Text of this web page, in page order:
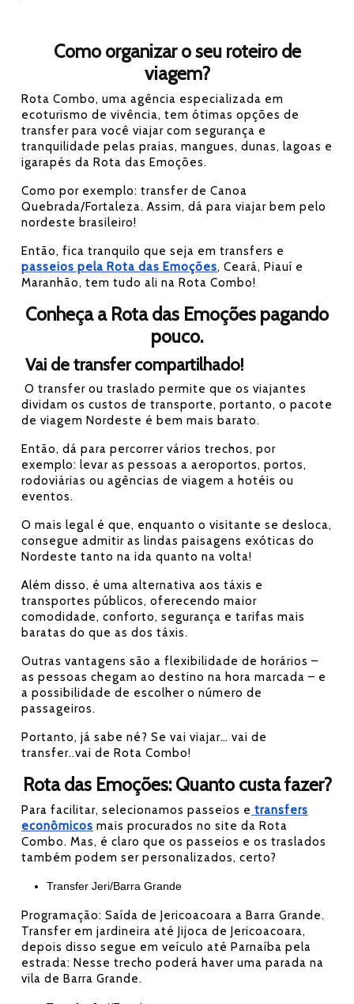
Como organizar o seu roteiro de
viagem?
Rota Combo, uma agência especializada em
ecoturismo de vivência, tem ótimas opções de
transfer para você viajar com segurança e
tranquilidade pelas praias, mangues, dunas, lagoas e
igarapés da Rota das Emoções.
Como por exemplo: transfer de Canoa
Quebrada/Fortaleza. Assim, dá para viajar bem pelo
nordeste brasileiro!
Então, fica tranquilo que seja em transfers e
passeios pela Rota das Emoções, Ceará, Piauí e
Maranhão, tem tudo ali na Rota Combo!
Conheça a Rota das Emoções pagando
pouco.
Vai de transfer compartilhado!
O transfer ou traslado permite que os viajantes
dividam os custos de transporte, portanto, o pacote
de viagem Nordeste é bem mais barato.
Então, dá para percorrer vários trechos, por
exemplo: levar as pessoas a aeroportos, portos,
rodoviárias ou agências de viagem a hotéis ou
eventos.
O mais legal é que, enquanto o visitante se desloca,
consegue admitir as lindas paisagens exóticas do
Nordeste tanto na ida quanto na volta!
Além disso, é uma alternativa aos táxis e
transportes públicos, oferecendo maior
comodidade, conforto, segurança e tarifas mais
baratas do que as dos táxis.
Outras vantagens são a flexibilidade de horários –
as pessoas chegam ao destino na hora marcada – e
a possibilidade de escolher o número de
passageiros.
Portanto, já sabe né? Se vai viajar… vai de
transfer..vai de Rota Combo!
Rota das Emoções: Quanto custa fazer?
Para facilitar, selecionamos passeios e transfers
econômicos mais procurados no site da Rota
Combo. Mas, é claro que os passeios e os traslados
também podem ser personalizados, certo?
Transfer Jeri/Barra Grande
Programação: Saída de Jericoacoara a Barra Grande.
Transfer em jardineira até Jijoca de Jericoacoara,
depois disso segue em veículo até Parnaíba pela
estrada: Nesse trecho poderá haver uma parada na
vila de Barra Grande.